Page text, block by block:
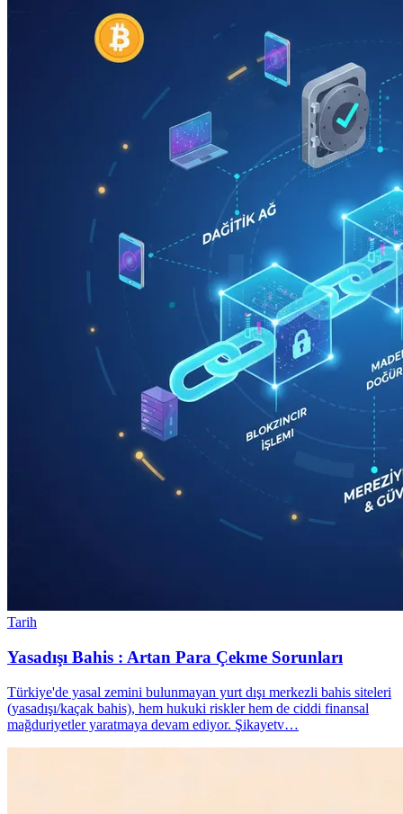
Tarih
Yasadışı Bahis : Artan Para Çekme Sorunları
Türkiye'de yasal zemini bulunmayan yurt dışı merkezli bahis siteleri
(yasadışı/kaçak bahis), hem hukuki riskler hem de ciddi finansal
mağduriyetler yaratmaya devam ediyor. Şikayetv…